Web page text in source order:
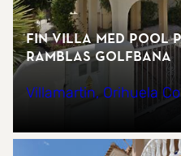
Fin villa med pool
Ramblas golfbana
Villamartin, Orihuela